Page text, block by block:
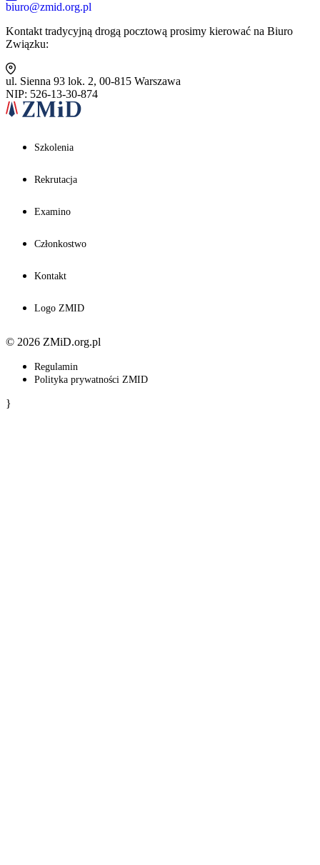
biuro@zmid.org.pl
Kontakt tradycyjną drogą pocztową prosimy kierować na Biuro
Związku:
ul. Sienna 93 lok. 2, 00-815 Warszawa
NIP: 526-13-30-874
Szkolenia
Rekrutacja
Examino
Członkostwo
Kontakt
Logo ZMID
© 2026 ZMiD.org.pl
Regulamin
Polityka prywatności ZMID
}